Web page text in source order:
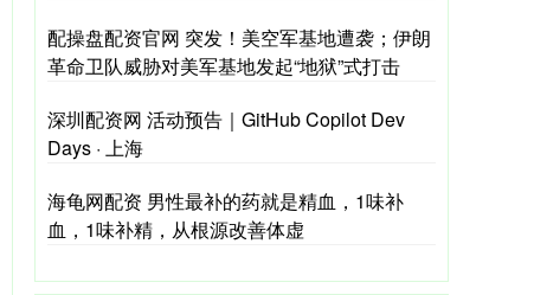
配操盘配资官网 突发！美空军基地遭袭；伊朗
革命卫队威胁对美军基地发起“地狱”式打击
深圳配资网 活动预告｜GitHub Copilot Dev
Days · 上海
海龟网配资 男性最补的药就是精血，1味补
血，1味补精，从根源改善体虚